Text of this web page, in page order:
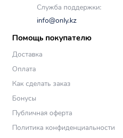
Служба поддержки:
info@only.kz
Помощь покупателю
Доставка
Оплата
Как сделать заказ
Бонусы
Публичная оферта
Политика конфиденциальности